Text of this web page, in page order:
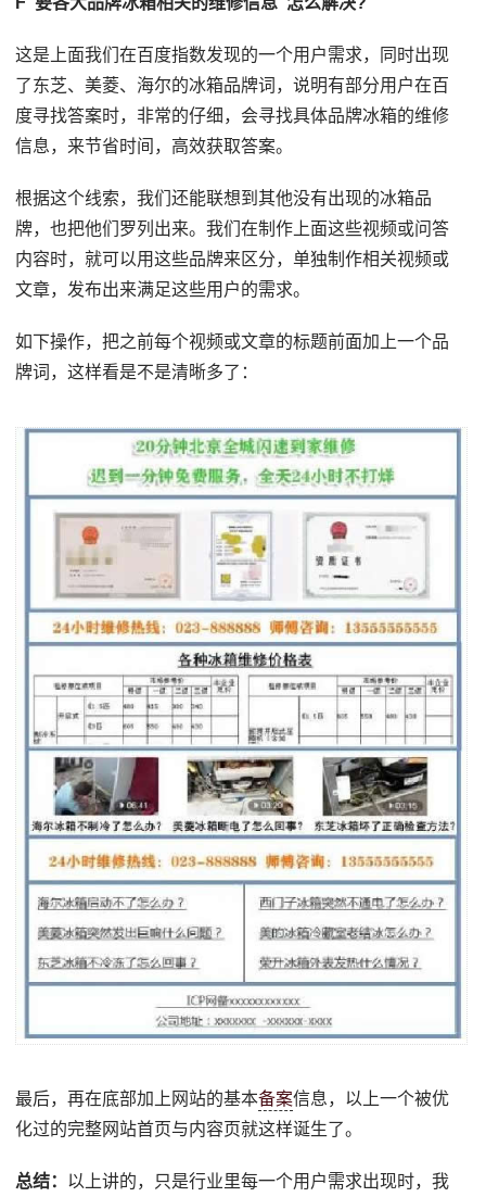
这是上面我们在百度指数发现的一个用户需求，同时出现
了东芝、美菱、海尔的冰箱品牌词，说明有部分用户在百
度寻找答案时，非常的仔细，会寻找具体品牌冰箱的维修
信息，来节省时间，高效获取答案。
根据这个线索，我们还能联想到其他没有出现的冰箱品
牌，也把他们罗列出来。我们在制作上面这些视频或问答
内容时，就可以用这些品牌来区分，单独制作相关视频或
文章，发布出来满足这些用户的需求。
如下操作，把之前每个视频或文章的标题前面加上一个品
牌词，这样看是不是清晰多了：
最后，再在底部加上网站的基本备案信息，以上一个被优
化过的完整网站首页与内容页就这样诞生了。
总结： 以上讲的，只是行业里每一个用户需求出现时，我